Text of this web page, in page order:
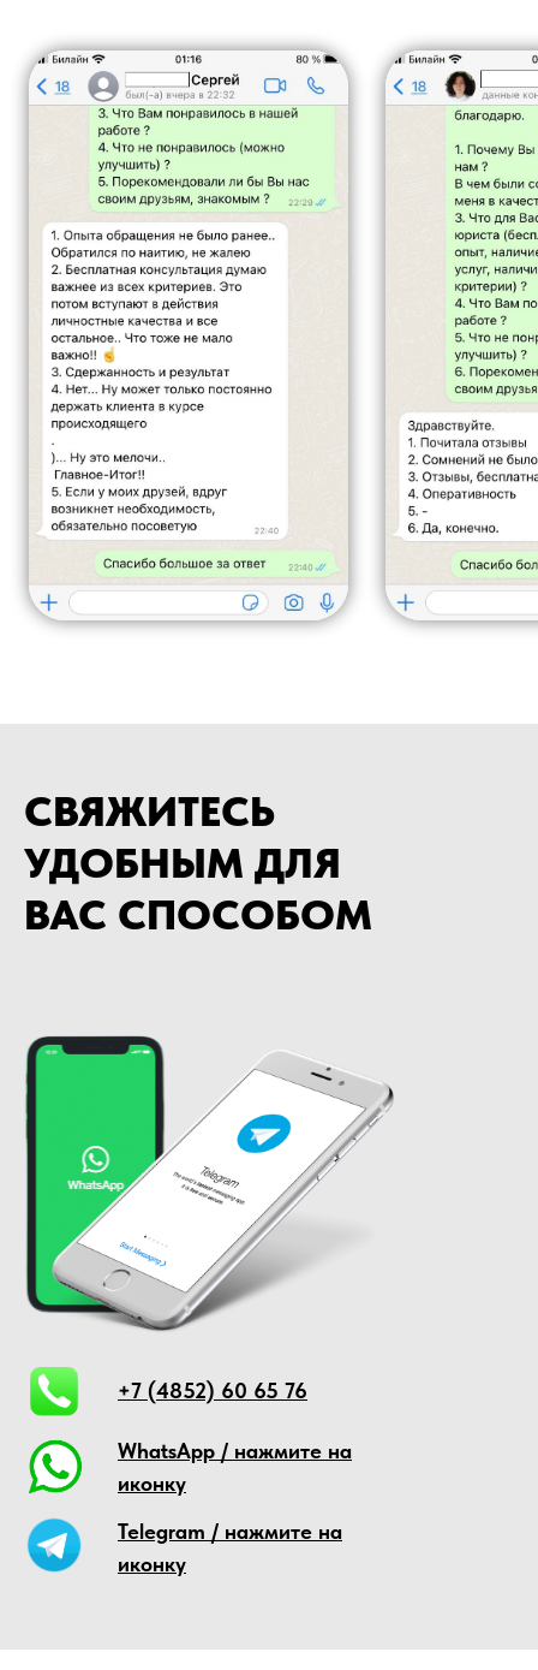
СВЯЖИТЕСЬ
УДОБНЫМ ДЛЯ
ВАС СПОСОБОМ
+7 (4852) 60 65 76
Telegram / нажмите на
иконку
WhatsApp / нажмите на
иконку